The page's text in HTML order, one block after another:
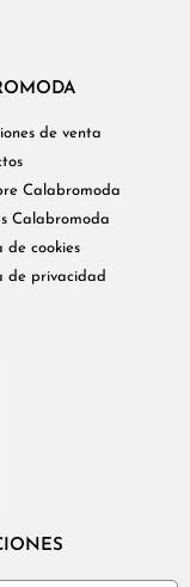
de venta
Calabromoda
Calabromoda
de cookies
de privacidad